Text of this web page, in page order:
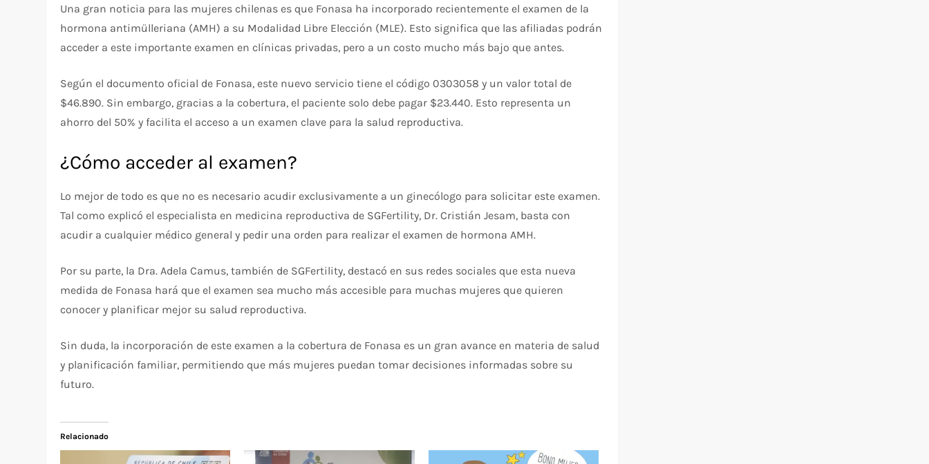
Una gran noticia para las mujeres chilenas es que Fonasa ha incorporado recientemente el examen de la
hormona antimülleriana (AMH) a su Modalidad Libre Elección (MLE). Esto significa que las afiliadas podrán
acceder a este importante examen en clínicas privadas, pero a un costo mucho más bajo que antes.
Según el documento oficial de Fonasa, este nuevo servicio tiene el código 0303058 y un valor total de
$46.890. Sin embargo, gracias a la cobertura, el paciente solo debe pagar $23.440. Esto representa un
ahorro del 50% y facilita el acceso a un examen clave para la salud reproductiva.
¿Cómo acceder al examen?
Lo mejor de todo es que no es necesario acudir exclusivamente a un ginecólogo para solicitar este examen.
Tal como explicó el especialista en medicina reproductiva de SGFertility, Dr. Cristián Jesam, basta con
acudir a cualquier médico general y pedir una orden para realizar el examen de hormona AMH.
Por su parte, la Dra. Adela Camus, también de SGFertility, destacó en sus redes sociales que esta nueva
medida de Fonasa hará que el examen sea mucho más accesible para muchas mujeres que quieren
conocer y planificar mejor su salud reproductiva.
Sin duda, la incorporación de este examen a la cobertura de Fonasa es un gran avance en materia de salud
y planificación familiar, permitiendo que más mujeres puedan tomar decisiones informadas sobre su
futuro.
Relacionado